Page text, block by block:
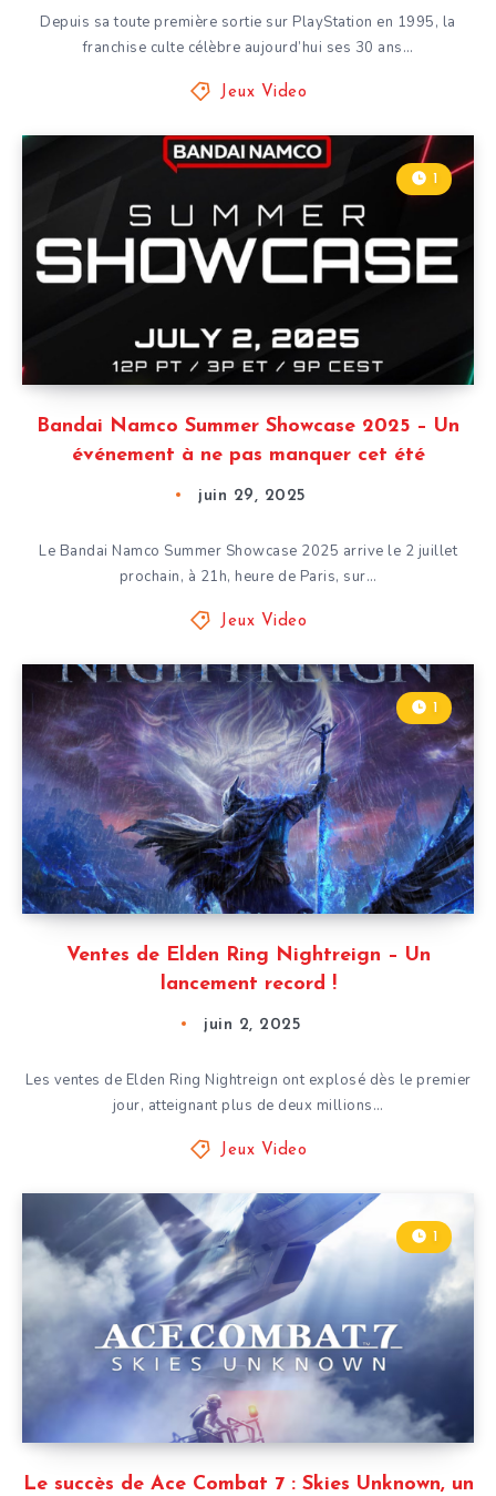
Depuis sa toute première sortie sur PlayStation en 1995, la
franchise culte célèbre aujourd’hui ses 30 ans…
Jeux Video
Bandai Namco Summer Showcase 2025 – Un
événement à ne pas manquer cet été
1
juin 29, 2025
Le Bandai Namco Summer Showcase 2025 arrive le 2 juillet
prochain, à 21h, heure de Paris, sur…
Jeux Video
Ventes de Elden Ring Nightreign – Un
lancement record !
1
juin 2, 2025
Les ventes de Elden Ring Nightreign ont explosé dès le premier
jour, atteignant plus de deux millions…
Jeux Video
Le succès de Ace Combat 7 : Skies Unknown, un
1